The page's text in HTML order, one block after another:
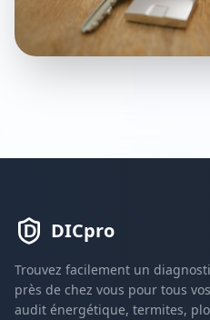
DICpro
Trouvez facilement un
près de chez vous pour tous
audit énergétique, termites,